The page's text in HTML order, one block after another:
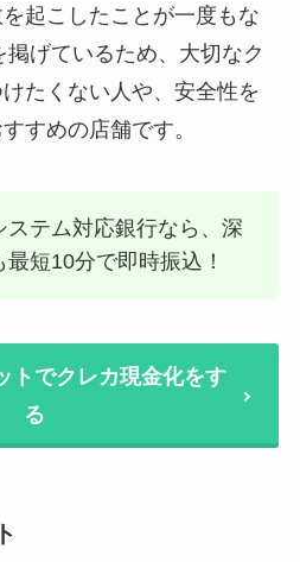
起こしたことが一度もな
掲げているため、大切なク
たくない人や、安全性を
すめの店舗です。
ステム対応銀行なら、深
短10分で即時振込！
トでクレカ現金化をす
る